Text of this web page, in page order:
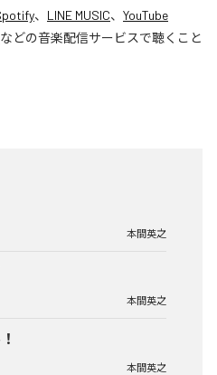
、 LINE MUSIC、 YouTube
などの音楽配信サービスで聴くこと
本間英之
本間英之
本間英之